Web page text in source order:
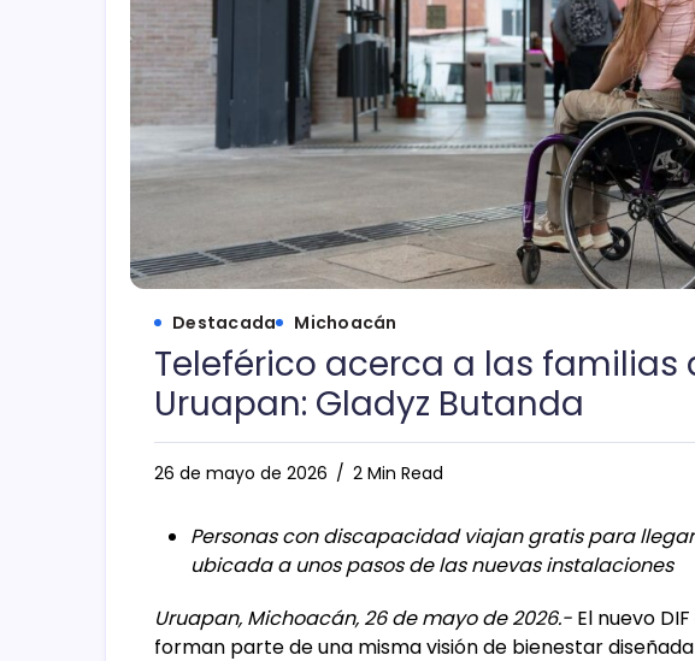
Destacada Michoacán
Teleférico acerca a las familias
Uruapan: Gladyz Butanda
26 de mayo de 2026 2 Min Read
Personas con discapacidad viajan gratis para
ubicada a unos pasos de las nuevas instalaciones
Uruapan, Michoacán, 26 de mayo de 2026.- El nuevo
forman parte de una misma visión de bienestar